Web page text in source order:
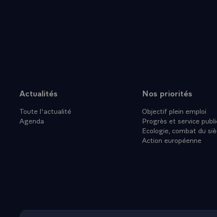
nos deux
avoir de
problèmes
ont fait
dans leur
et de
disposer
des nations
rénové.
- J'ai
conduit
Vous
tous les
Plan du site
Actualités
Toute l'actualité
Agenda
Nos priorités
Objectif plein emploi
Progrès et service
Ecologie, combat du
Action européenne